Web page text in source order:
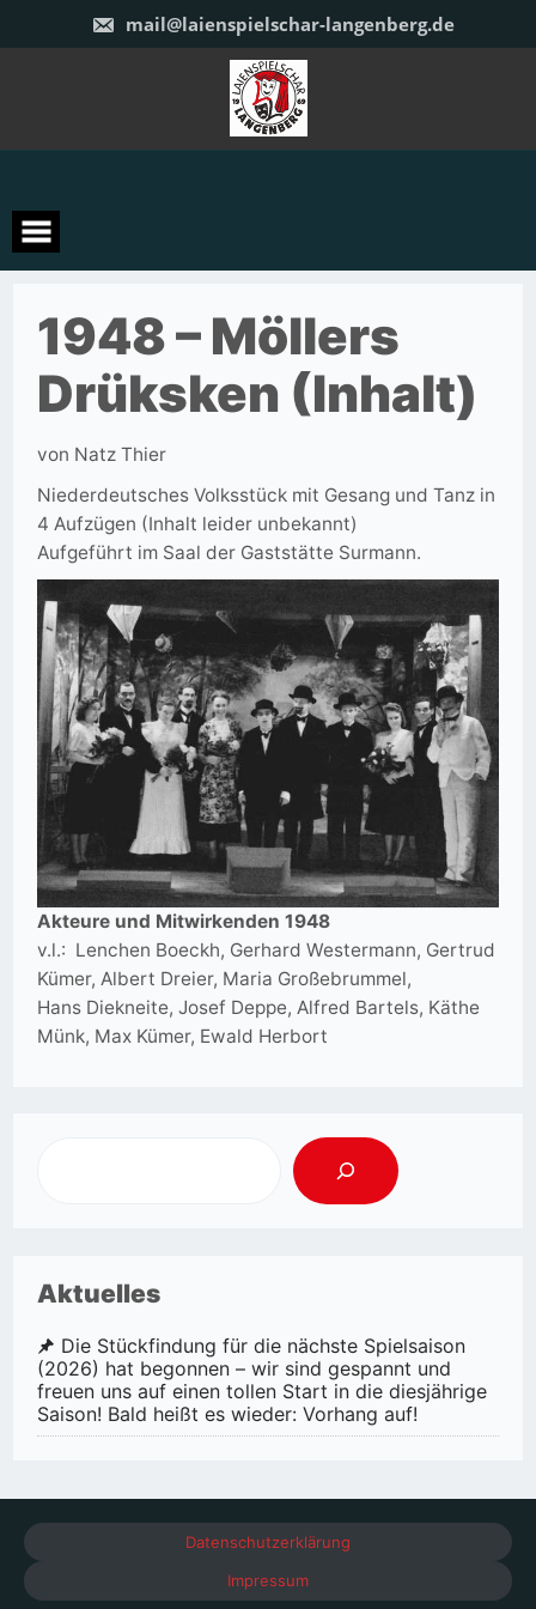
springen
mail@laienspielschar-langenberg.de
1948 – Möllers
Drüksken (Inhalt)
von Natz Thier
Niederdeutsches Volksstück mit Gesang und Tanz in
4 Aufzügen (Inhalt leider unbekannt)
Aufgeführt im Saal der Gaststätte Surmann.
Akteure und Mitwirkenden 1948
v.l.: Lenchen Boeckh, Gerhard Westermann, Gertrud
Kümer, Albert Dreier, Maria Großebrummel,
Hans Diekneite, Josef Deppe, Alfred Bartels, Käthe
Münk, Max Kümer, Ewald Herbort
Aktuelles
Die Stückfindung für die nächste Spielsaison
(2026) hat begonnen – wir sind gespannt und
freuen uns auf einen tollen Start in die diesjährige
Saison! Bald heißt es wieder: Vorhang auf!
Datenschutzerklärung
Impressum